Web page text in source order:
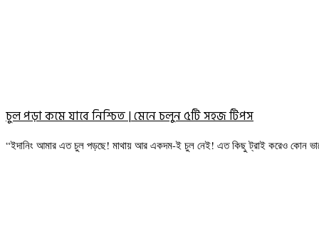
চুল পড়া কমে যাবে নিশ্চিত | মেনে চলুন ৫টি সহজ টিপস
“ইদানিং আমার এত চুল পড়ছে! মাথায় আর একদম-ই চুল নেই! এত কিছু ট্রাই করেও কোন